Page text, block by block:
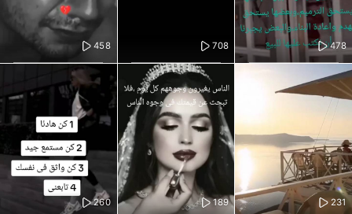
458 708 478
260 189 231